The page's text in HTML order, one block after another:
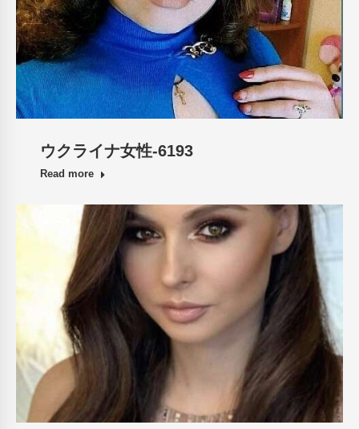
ウクライナ女性-6193
Read more